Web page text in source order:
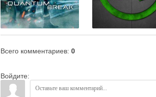
Всего комментариев: 0
Войдите: